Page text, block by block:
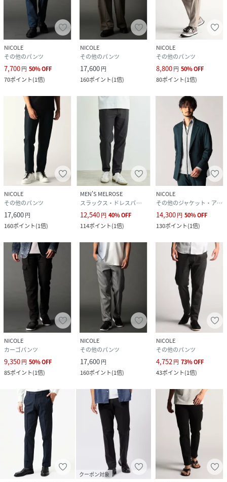
NICOLE
その他のパンツ
7,700円 50%OFF
70ポイント(1倍)
NICOLE
その他のパンツ
17,600円
160ポイント(1倍)
NICOLE
その他のパンツ
8,800円 50%OFF
80ポイント(1倍)
NICOLE
その他のパンツ
17,600円
160ポイント(1倍)
MEN'S MELROSE
スラックス・ドレスパンツ
12,540円 40%OFF
114ポイント(1倍)
NICOLE
その他のジャケット・アウター
14,300円 50%OFF
130ポイント(1倍)
NICOLE
カーゴパンツ
9,350円 50%OFF
85ポイント(1倍)
NICOLE
その他のパンツ
17,600円
160ポイント(1倍)
NICOLE
その他のパンツ
4,752円 73%OFF
43ポイント(1倍)
クーポン対象